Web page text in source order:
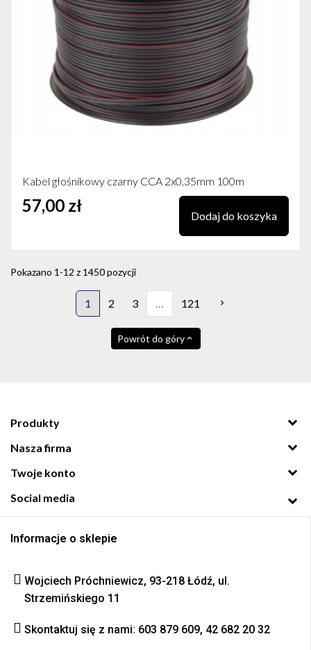
Kabel głośnikowy czarny CCA 2x0,35mm 100m
57,00 zł
Dodaj do koszyka
Pokazano 1-12 z 1450 pozycji
1 2 3 … 121 Następny
Powrót do góry
Produkty
Nasza firma
Twoje konto
Social media
Informacje o sklepie
Wojciech Próchniewicz, 93-218 Łódź, ul.
Strzemińskiego 11
Skontaktuj się z nami: 603 879 609, 42 682 20 32